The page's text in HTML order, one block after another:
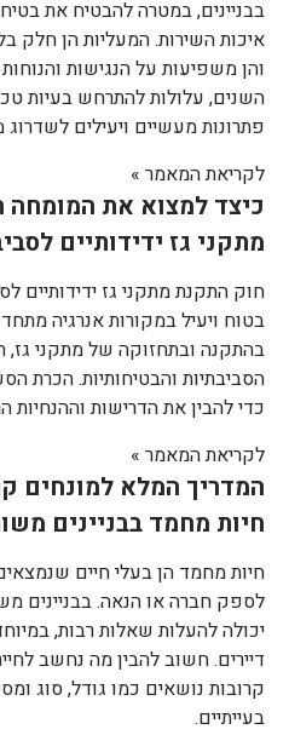
בבניינים, במטרה להבטיח את
איכות השירות. המעליות הן חלק
והן משפיעות על הנגישות והנוחות
השנים, עלולות להתרחש בעיות
פתרונות מעשיים ויעילים לשדרוג
לקריאת המאמר »
כיצד למצוא את
מתקני גז ידידותיים
חוק התקנת מתקני גז ידידותיים
בטוח ויעיל במקורות אנרגיה
בהתקנה ובתחזוקה של מתקני
הסביבתיות והבטיחותיות. הכרת
כדי להבין את הדרישות וההנחיות
לקריאת המאמר »
המדריך המלא למונחים
חיות מחמד בבניינים
חיות מחמד הן בעלי חיים
לספק חברה או הנאה. בבניינים
יכולה להעלות שאלות רבות,
דיירים. חשוב להבין מה נחשב
קרובות נושאים כמו גודל, סוג
בעייתיים.